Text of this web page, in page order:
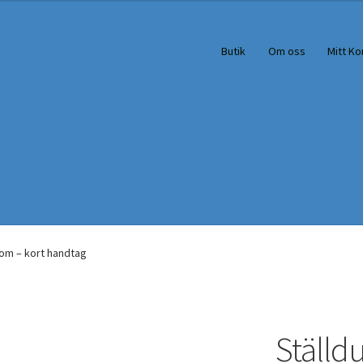
Butik Om oss Mitt
– kort handtag